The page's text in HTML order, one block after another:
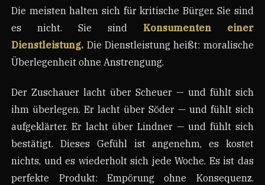
Die meisten halten sich für kritische Bürger. Sie sind
es nicht. Sie sind Konsumenten einer
Dienstleistung. Die Dienstleistung heißt: moralische
Überlegenheit ohne Anstrengung.
Der Zuschauer lacht über Scheuer — und fühlt sich
ihm überlegen. Er lacht über Söder — und fühlt sich
aufgeklärter. Er lacht über Lindner — und fühlt sich
bestätigt. Dieses Gefühl ist angenehm, es kostet
nichts, und es wiederholt sich jede Woche. Es ist das
perfekte Produkt: Empörung ohne Konsequenz.